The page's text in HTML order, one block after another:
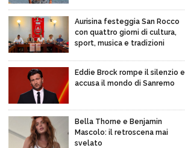
Aurisina festeggia San Rocco
con quattro giorni di cultura,
sport, musica e tradizioni
Eddie Brock rompe il silenzio e
accusa il mondo di Sanremo
Bella Thorne e Benjamin
Mascolo: il retroscena mai
svelato